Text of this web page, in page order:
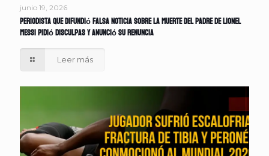
junio 19, 2026
Periodista que difundió falsa noticia sobre la muerte del padre de Lionel
Messi pidió disculpas y anunció su renuncia
Leer más